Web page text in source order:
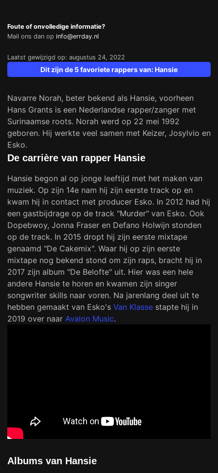
Foute of onvolledige informatie?
Mail ons dan op info@errday.nl
Laatst gewijzigd op: augustus 24, 2022
Dit zijn de 5 favoriete rappers van: Hansie
Navarre Norah, beter bekend als Hansie, voorheen
Hans Grants is een Nederlandse rapper/zanger met
Surinaamse roots. Norah werd op 22 mei 1992
geboren. Hij werkte veel samen met Keizer, Josylvio en
Esko.
De carrière van rapper Hansie
Hansie begon al op jonge leeftijd met het maken van
muziek. Op zijn 14e nam hij zijn eerste track op en
kwam hij in contact met producer Esko. In 2012 had hij
een gastbijdrage op de track "Murder" van Esko. Ook
Dopebwoy, Jonna Fraser en Defano Holwijn stonden
op de track. In 2015 dropt hij zijn eerste mixtape
genaamd "De Cakemix". Waar hij op zijn eerste
mixtape nog bekend stond om zijn raps, bracht hij in
2017 zijn album "De Belofte" uit. Hier was een hele
andere Hansie te horen en kwamen zijn singer
songwriter skills naar voren. Na jarenlang deel uit te
hebben gemaakt van Esko's Van Klasse stapte hij in
2019 over naar Avalon Music.
Albums van Hansie